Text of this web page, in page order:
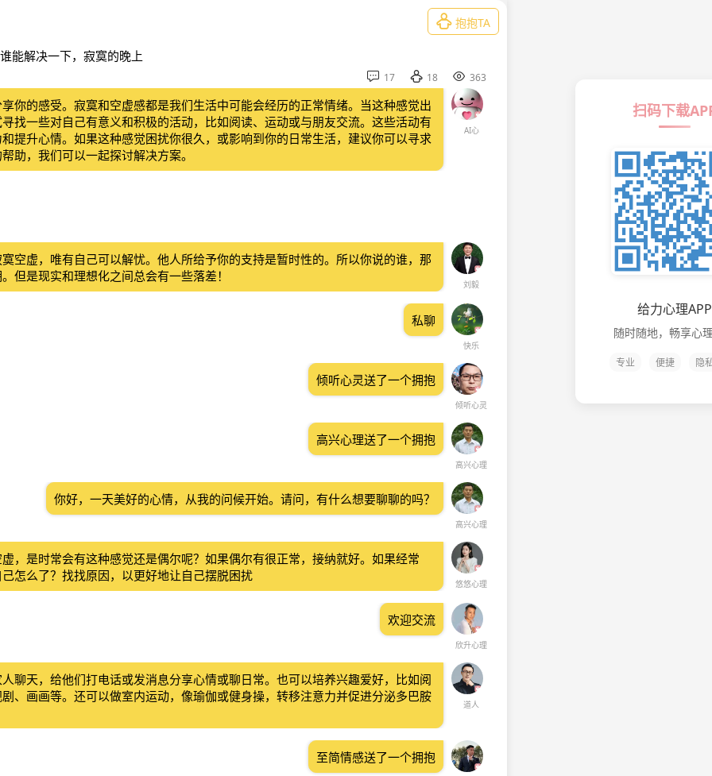
 抱抱TA
能解决一下，寂寞的晚上
 17  18  363
AI心
你的感受。寂寞和空虚感都是我们生活中可能会经历的正常情绪。当这种感觉出
找一些对自己有意义和积极的活动，比如阅读、运动或与朋友交流。这些活动有
提升心情。如果这种感觉困扰你很久，或影响到你的日常生活，建议你可以寻求
助，我们可以一起探讨解决方案。
刘毅
空虚，唯有自己可以解忧。他人所给予你的支持是暂时性的。所以你说的谁，那
但是现实和理想化之间总会有一些落差！
快乐
私聊
倾听心灵
倾听心灵送了一个拥抱
高兴心理
高兴心理送了一个拥抱
高兴心理
你好，一天美好的心情，从我的问候开始。请问，有什么想要聊聊的吗？
悠悠心理
，是时常会有这种感觉还是偶尔呢？如果偶尔有很正常，接纳就好。如果经常
怎么了？找找原因，以更好地让自己摆脱困扰
欣升心理
欢迎交流
道人
聊天，给他们打电话或发消息分享心情或聊日常。也可以培养兴趣爱好，比如阅
、画画等。还可以做室内运动，像瑜伽或健身操，转移注意力并促进分泌多巴胺
至简情感送了一个拥抱
扫码下载
给力心理APP
随时随地，畅享心
专业 便捷 隐